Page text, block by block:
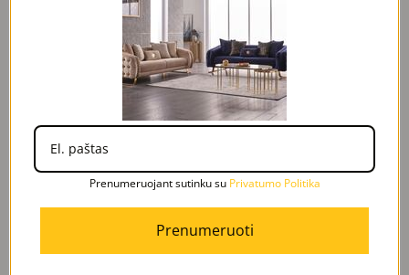
minkštą kampą,
investuosite į kokybę ir
stilių, kuris ilgus metus
džiugins jus ir jūsų šeimą.
Prenumeruojant sutinku su Privatumo Politika
Prenumeruoti